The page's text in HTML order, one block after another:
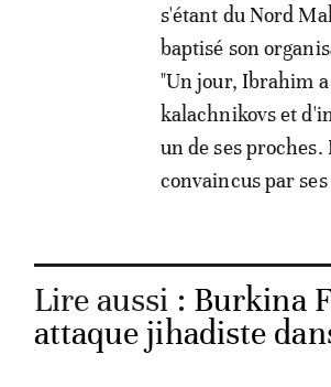
s'étant du Nord
baptisé son
"Un jour, Ibrahim a
kalachnikovs et
un de ses
convaincus par
Lire aussi : Burkina
attaque jihadiste